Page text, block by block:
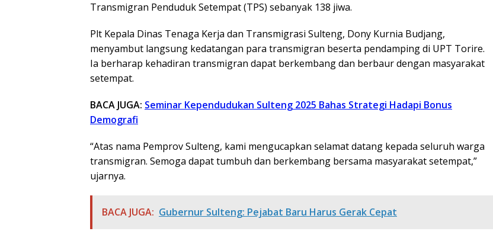
Transmigran Penduduk Setempat (TPS) sebanyak 138 jiwa.
Plt Kepala Dinas Tenaga Kerja dan Transmigrasi Sulteng, Dony Kurnia Budjang,
menyambut langsung kedatangan para transmigran beserta pendamping di UPT Torire.
Ia berharap kehadiran transmigran dapat berkembang dan berbaur dengan masyarakat
setempat.
BACA JUGA: Seminar Kependudukan Sulteng 2025 Bahas Strategi Hadapi Bonus
Demografi
“Atas nama Pemprov Sulteng, kami mengucapkan selamat datang kepada seluruh warga
transmigran. Semoga dapat tumbuh dan berkembang bersama masyarakat setempat,”
ujarnya.
BACA JUGA: Gubernur Sulteng: Pejabat Baru Harus Gerak Cepat